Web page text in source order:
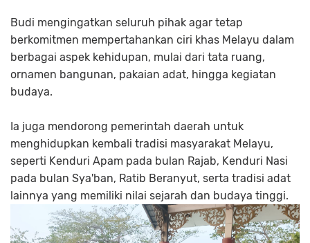
Budi mengingatkan seluruh pihak agar tetap
berkomitmen mempertahankan ciri khas Melayu dalam
berbagai aspek kehidupan, mulai dari tata ruang,
ornamen bangunan, pakaian adat, hingga kegiatan
budaya.
Ia juga mendorong pemerintah daerah untuk
menghidupkan kembali tradisi masyarakat Melayu,
seperti Kenduri Apam pada bulan Rajab, Kenduri Nasi
pada bulan Sya'ban, Ratib Beranyut, serta tradisi adat
lainnya yang memiliki nilai sejarah dan budaya tinggi.